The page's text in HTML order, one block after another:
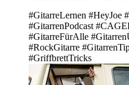
#GitarreLernen #HeyJoe
#GitarrenPodcast
#GitarreFürAlle
#RockGitarre
#GriffbrettTricks